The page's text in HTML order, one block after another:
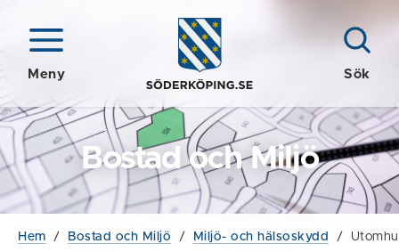
Meny Sök
Bostad och Miljö
Hem / Bostad och Miljö / Miljö- och hälsoskydd /